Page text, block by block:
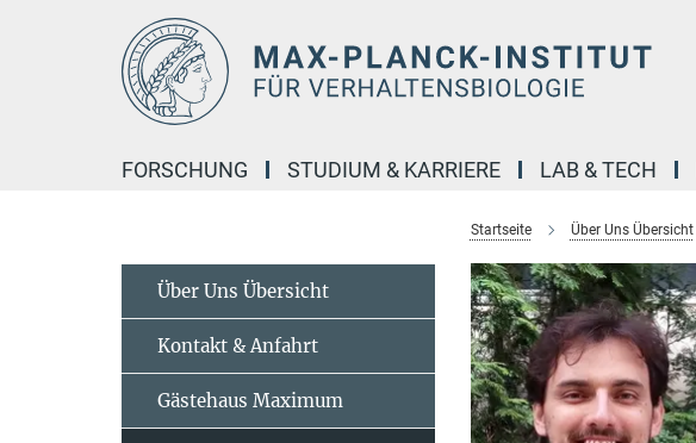
FORSCHUNG STUDIUM & KARRIERE LAB & TECH
Startseite Über Uns Übersicht
Über Uns Übersicht
Kontakt & Anfahrt
Gästehaus Maximum